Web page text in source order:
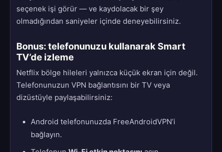
seçenek işi görür — ve kaydolacak bir şey
olmadığından saniyeler içinde deneyebilirsiniz.
Bonus: telefonunuzu kullanarak Smart
TV’de izleme
Netflix bölge hileleri yalnızca küçük ekran için değil.
Telefonunuzun VPN bağlantısını bir TV veya
dizüstüyle paylaşabilirsiniz:
Android telefonunuzda FreeAndroidVPN’i
bağlayın.